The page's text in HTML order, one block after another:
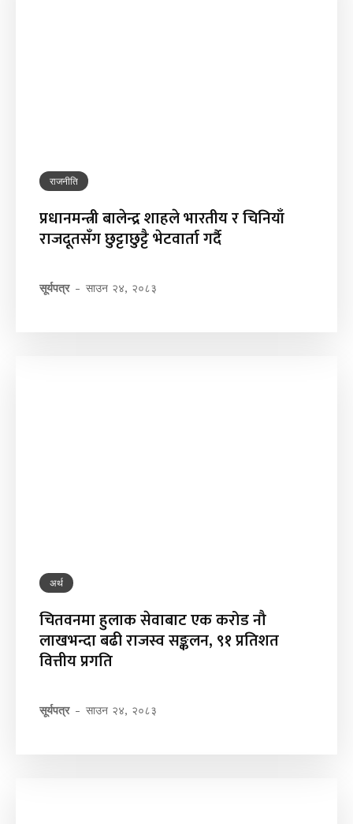
राजनीति
प्रधानमन्त्री बालेन्द्र शाहले भारतीय र चिनियाँ
राजदूतसँग छुट्टाछुट्टै भेटवार्ता गर्दै
सूर्यपत्र - साउन २४, २०८३
अर्थ
चितवनमा हुलाक सेवाबाट एक करोड नौ
लाखभन्दा बढी राजस्व सङ्कलन, ९१ प्रतिशत
वित्तीय प्रगति
सूर्यपत्र - साउन २४, २०८३